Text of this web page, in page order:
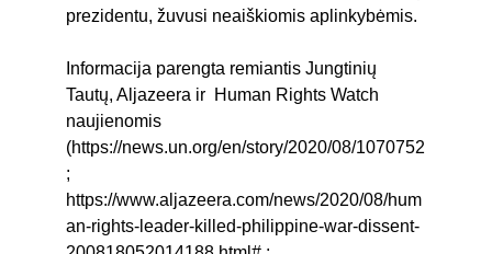
prezidentu, žuvusi neaiškiomis aplinkybėmis.
Informacija parengta remiantis Jungtinių
Tautų, Aljazeera ir  Human Rights Watch
naujienomis
(https://news.un.org/en/story/2020/08/1070752
;
https://www.aljazeera.com/news/2020/08/hum
an-rights-leader-killed-philippine-war-dissent-